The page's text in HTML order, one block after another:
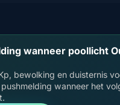
wanneer poollicht
bewolking en duisternis
wanneer het